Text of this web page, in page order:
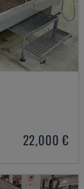
22,000 €